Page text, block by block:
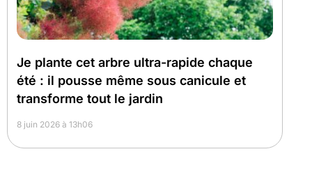
Je plante cet arbre ultra-rapide chaque
été : il pousse même sous canicule et
transforme tout le jardin
8 juin 2026 à 13h06